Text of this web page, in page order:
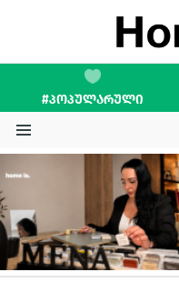
#ᲞᲝᲞᲣᲚᲐᲠᲣᲚᲘ
STORIES